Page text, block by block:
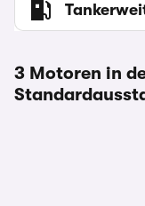
3 Motoren in